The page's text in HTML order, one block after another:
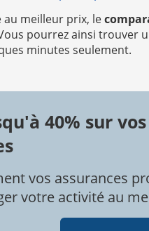
meilleur prix, le
pourrez ainsi trouver
minutes seulement.
40% sur
vos assurances
votre activité au